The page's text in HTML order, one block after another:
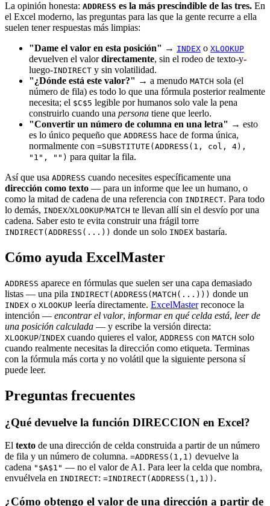
La opinión honesta: ADDRESS es la más prescindible de las tres. En
el Excel moderno, las preguntas para las que la gente recurre a ella
suelen tener respuestas más limpias:
"Dame el valor en esta posición" → INDEX o XLOOKUP
devuelven el valordirectamente, sin el rodeo de texto-y-
luego-INDIRECT y sin volatilidad.
"¿Dónde está este valor?" → a menudo MATCH sola (el
número de fila) es todo lo que una fórmula posterior realmente
necesita; el $C$5 legible por humanos solo vale la pena
construirlo cuando una persona tiene que leerlo.
"Convertir un número de columna en una letra" → esto
es lo único pequeño que ADDRESS hace de forma única,
normalmente con =SUBSTITUTE(ADDRESS(1, col, 4),
"1", "") para quitar la fila.
Así que usa ADDRESS cuando necesites específicamente una
dirección como texto — para un informe que lee un humano, o
como la mitad de cadena de una referencia con INDIRECT. Para todo
lo demás, INDEX/XLOOKUP/MATCH te llevan allí sin el desvío por una
cadena. Saber esto te evita construir una frágil torre
INDIRECT(ADDRESS(...)) donde un solo INDEX bastaría.
Cómo ayuda ExcelMaster
ADDRESS aparece en fórmulas que suelen ser una capa demasiado
listas — una pila INDIRECT(ADDRESS(MATCH(...))) donde un
INDEX o XLOOKUP leería directamente. ExcelMasterreconoce la
intención — encontrar el valor, informar en qué celda está, leer de
una posición calculada — y escribe la versión directa:
XLOOKUP/INDEX cuando quieres el valor, ADDRESS con MATCH solo
cuando realmente necesitas la dirección como etiqueta. Terminas
con la fórmula más corta y no volátil que la siguiente persona sí
puede leer.
Preguntas frecuentes
¿Qué devuelve la función DIRECCION en Excel?
El texto de una dirección de celda construida a partir de un número
de fila y un número de columna. =ADDRESS(1,1) devuelve la
cadena "$A$1" — no el valor de A1. Para leer la celda que nombra,
envuélvela en INDIRECT: =INDIRECT(ADDRESS(1,1)) .
¿Cómo obtengo el valor de una dirección a partir de